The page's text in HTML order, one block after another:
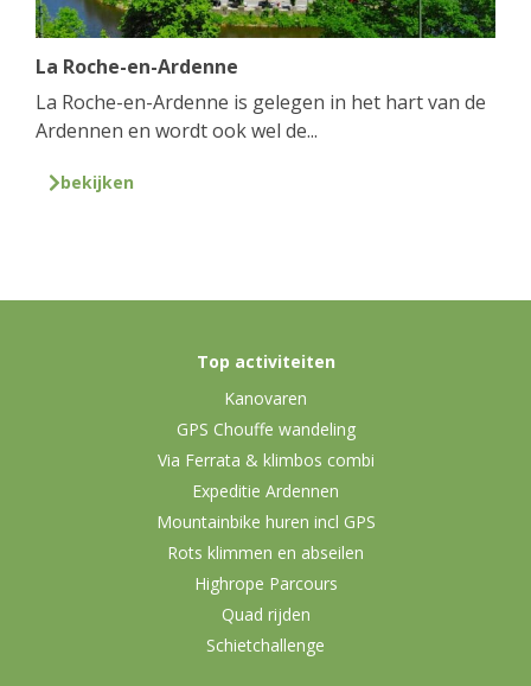
La Roche-en-Ardenne
La Roche-en-Ardenne is gelegen in het hart van de
Ardennen en wordt ook wel de...
bekijken
Top activiteiten
Kanovaren
GPS Chouffe wandeling
Via Ferrata & klimbos combi
Expeditie Ardennen
Mountainbike huren incl GPS
Rots klimmen en abseilen
Highrope Parcours
Quad rijden
Schietchallenge